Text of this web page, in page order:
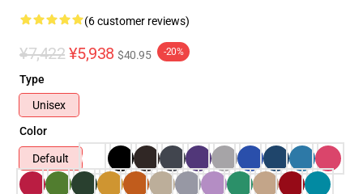
(6 customer reviews)
¥7,422 ¥5,938 $40.95 -20%
Type
Unisex
Color
Default